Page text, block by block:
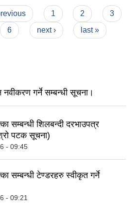
1 2
3
6 next › last »
नवीकरण गर्ने सम्बन्धी सूचना।
सम्बन्धी शिलबन्दी दरभाउपत्र
पटक सूचना)
- 09:45
सम्बन्धी टेण्डरहरु स्वीकृत गर्ने
- 09:21